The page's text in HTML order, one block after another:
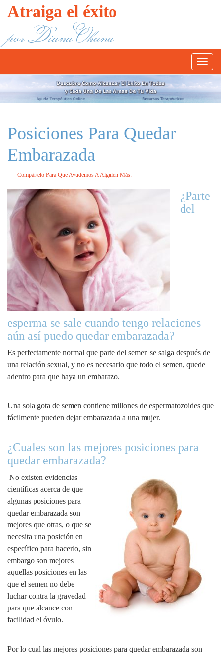
Atraiga el éxito
por Diana Ohana
Abrír/
el
menú
Posiciones Para Quedar
Embarazada
Compártelo Para Que Ayudemos A Alguien Más:
¿Parte
del
esperma se sale cuando tengo relaciones
aún así puedo quedar embarazada?
Es perfectamente normal que parte del semen se salga después de
una relación sexual, y no es necesario que todo el semen, quede
adentro para que haya un embarazo.
Una sola gota de semen contiene millones de espermatozoides que
fácilmente pueden dejar embarazada a una mujer.
¿Cuales son las mejores posiciones para
quedar embarazada?
No existen evidencias
científicas acerca de que
algunas posiciones para
quedar embarazada son
mejores que otras, o que se
necesita una posición en
específico para hacerlo, sin
embargo son mejores
aquellas posiciones en las
que el semen no debe
luchar contra la gravedad
para que alcance con
facilidad el óvulo.
Por lo cual las mejores posiciones para quedar embarazada son